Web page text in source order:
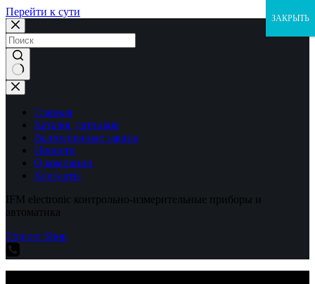
Перейти к сути
Ничего
не
найденоГлавная
Каталог датчиков
Выполненные заказы
Новости
О компании
Контакты
IFM electronic контрольно-измерительные приборы и
автоматика
Explore Shop
ЗАКРЫТЬ